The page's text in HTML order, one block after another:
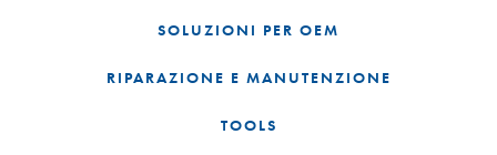
SOLUZIONI PER OEM
RIPARAZIONE E MANUTENZIONE
TOOLS